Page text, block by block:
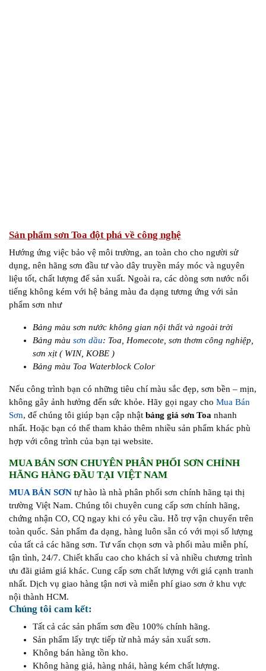
Sản phẩm sơn Toa đột phá về công nghệ
Hướng ứng việc bảo vệ môi trường, an toàn cho cho người sử
dụng, nên hãng sơn đầu tư vào dây truyền máy móc và nguyên
liệu tốt, chất lượng để sản xuất. Ngoài ra, các dòng sơn nước nổi
tiếng không kém với hệ bảng màu đa dạng tương ứng với sản
phẩm sơn như
Bảng màu sơn nước không gian nội thất và ngoài trời
Bảng màu sơn dầu: Toa, Homecote, sơn thơm công nghiệp,
sơn xịt ( WIN, KOBE )
Bảng màu Toa Waterblock Color
Nếu công trình bạn có những tiêu chí màu sắc đẹp, sơn bền – mịn,
không gây ảnh hưởng đến sức khỏe. Hãy gọi ngay cho Mua Bán
Sơn, để chúng tôi giúp bạn cập nhật bảng giá sơn Toa nhanh
nhất. Hoặc bạn có thể tham khảo thêm nhiều sản phẩm khác phù
hợp với công trình của bạn tại website.
MUA BÁN SƠN CHUYÊN PHÂN PHỐI SƠN CHÍNH
HÃNG HÀNG ĐẦU TẠI VIỆT NAM
MUA BÁN SƠN tự hào là nhà phân phối sơn chính hãng tại thị
trường Việt Nam. Chúng tôi chuyên cung cấp sơn chính hãng,
chứng nhận CO, CQ ngay khi có yêu cầu. Hỗ trợ vận chuyển trên
toàn quốc. Sản phẩm đa dạng, hàng luôn sẵn có với mọi số lượng
của tất cả các hãng sơn. Tư vấn chọn sơn và phối màu miễn phí,
tận tình, 24/7. Chiết khấu cao cho khách sỉ và nhiều chương trình
ưu đãi giảm giá khác. Cung cấp sơn chất lượng với giá cạnh tranh
nhất. Dịch vụ giao hàng tận nơi và miễn phí giao sơn ở khu vực
nội thành HCM.
Chúng tôi cam kết:
Tất cả các sản phẩm sơn đều 100% chính hãng.
Sản phẩm lấy trực tiếp từ nhà máy sản xuất sơn.
Không bán hàng tồn kho.
Không hàng giả, hàng nhái, hàng kém chất lượng.